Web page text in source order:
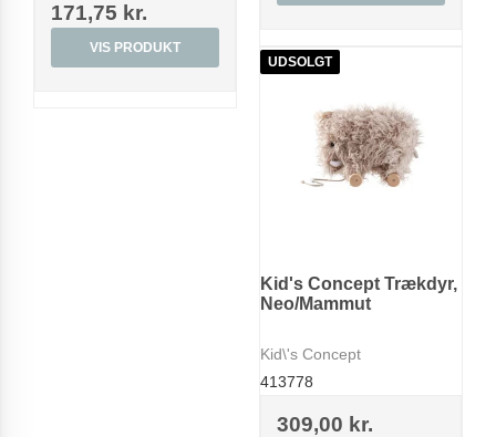
171,75 kr.
VIS PRODUKT
UDSOLGT
Kid's Concept Trækdyr,
Neo/Mammut
Kid\'s Concept
413778
309,00 kr.